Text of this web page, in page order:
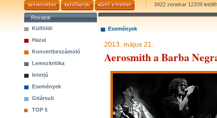
3422 zenekar 12339
Rovatok
Külföldi
Hazai
Koncertbeszámoló
Lemezkritika
Interjú
Események
Gitársuli
TOP 5
Események
2013. május 21.
Aerosmith a Barba